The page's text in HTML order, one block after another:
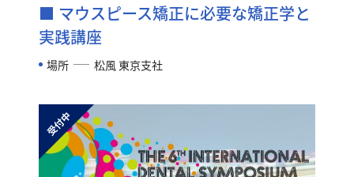
■ マウスピース矯正に必要な矯正学と
実践講座
場所 松風 東京支社